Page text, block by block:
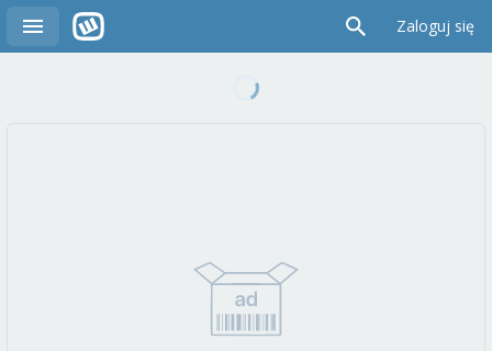
Zaloguj się